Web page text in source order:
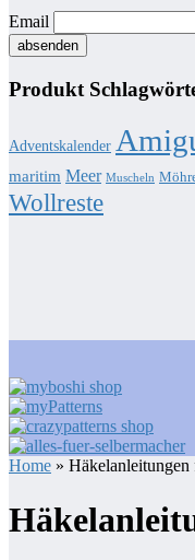
Email
Produkt
Adventskalender
maritim Meer Muscheln
Wollreste
Home »